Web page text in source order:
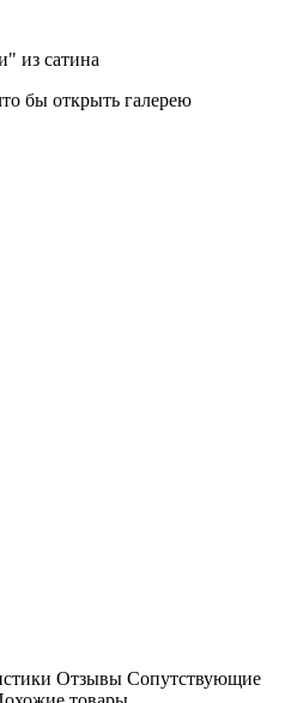
бы открыть галерею
Отзывы Сопутствующие